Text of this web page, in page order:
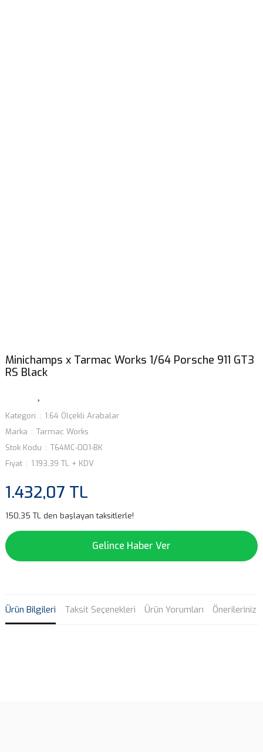
Minichamps x Tarmac Works 1/64 Porsche 911 GT3
RS Black
Kategori
1:64 Ölçekli Arabalar
Marka
Tarmac Works
Stok Kodu
T64MC-001-BK
Fiyat
1.193,39 TL + KDV
1.432,07 TL
150,35 TL den başlayan taksitlerle!
Gelince Haber Ver
Ürün Bilgileri Taksit Seçenekleri Ürün Yorumları Önerileriniz